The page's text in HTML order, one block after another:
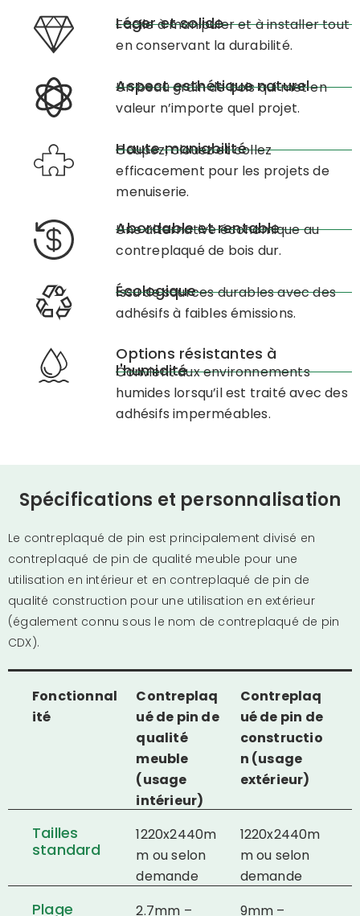
Léger et solide
Facile à manipuler et à installer tout
en conservant la durabilité.
Aspect esthétique naturel
Un beau grain de bois qui met en
valeur n’importe quel projet.
Haute maniabilité
Coupez, clouez et collez
efficacement pour les projets de
menuiserie.
Abordable et rentable
Une alternative économique au
contreplaqué de bois dur.
Écologique
Issu de sources durables avec des
adhésifs à faibles émissions.
Options résistantes à
l'humidité
Convient aux environnements
humides lorsqu’il est traité avec des
adhésifs imperméables.
Spécifications et personnalisation
Le contreplaqué de pin est principalement divisé en
contreplaqué de pin de qualité meuble pour une
utilisation en intérieur et en contreplaqué de pin de
qualité construction pour une utilisation en extérieur
(également connu sous le nom de contreplaqué de pin
CDX).
Fonctionnal
ité
Contreplaq
ué de pin de
qualité
meuble
(usage
intérieur)
Contreplaq
ué de pin de
constructio
n (usage
extérieur)
Tailles
standard
1220x2440m
m ou selon
demande
1220x2440m
m ou selon
demande
Plage
2.7mm –
9mm –